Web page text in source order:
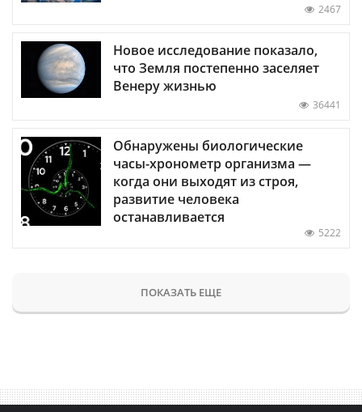
2467
Новое исследование показало,
что Земля постепенно заселяет
Венеру жизнью
36441
Обнаружены биологические
часы-хронометр организма —
когда они выходят из строя,
развитие человека
останавливается
5222
ПОКАЗАТЬ ЕЩЕ